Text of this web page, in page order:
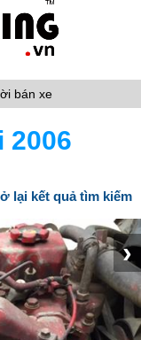
bán xe
2006
lại kết quả tìm kiếm
›